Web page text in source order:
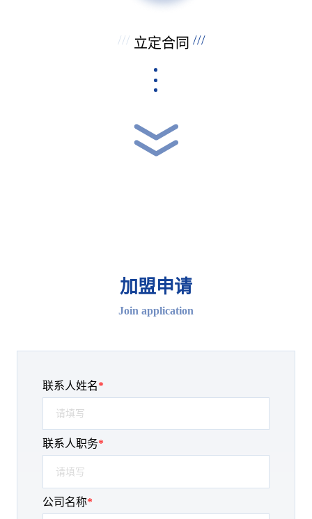
/// 立定合同 ///
加盟申请
Join application
联系人姓名*
联系人职务*
公司名称*